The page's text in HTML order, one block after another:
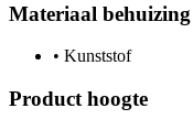
Materiaal behuizing
• Kunststof
Product hoogte